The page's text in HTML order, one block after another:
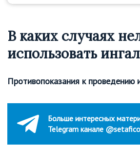
В каких случаях
использовать
Противопоказания к проведению
Больше интересных
Telegram канале